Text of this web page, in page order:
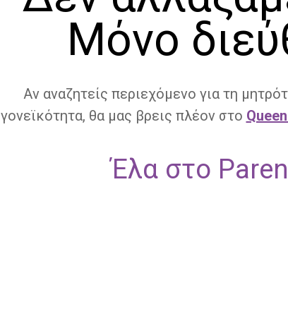
Μόνο
Αν αναζητείς περιεχόμενο για τη
γονεϊκότητα, θα μας βρεις πλέον στο
Έλα στο